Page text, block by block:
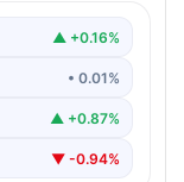
▲ +0.16%
• 0.01%
▲ +0.87%
▼ -0.94%